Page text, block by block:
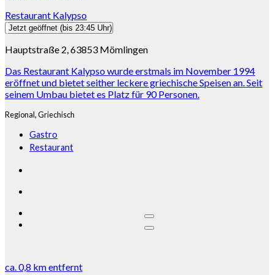
Restaurant Kalypso
Jetzt geöffnet (bis 23:45 Uhr)
Hauptstraße 2, 63853 Mömlingen
Das Restaurant Kalypso wurde erstmals im November 1994
eröffnet und bietet seither leckere griechische Speisen an. Seit
seinem Umbau bietet es Platz für 90 Personen.
Regional,Griechisch
Gastro
Restaurant
ca.0,8 kmentfernt